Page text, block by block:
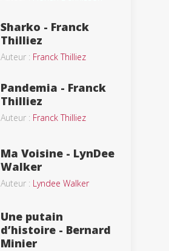
Sharko - Franck
Thilliez
Auteur : Franck Thilliez
Pandemia - Franck
Thilliez
Auteur : Franck Thilliez
Ma Voisine - LynDee
Walker
Auteur : Lyndee Walker
Une putain
d’histoire - Bernard
Minier